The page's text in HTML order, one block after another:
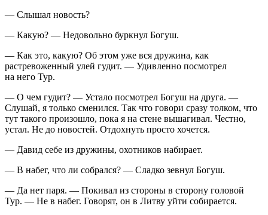
— Слышал новость?
— Какую? — Недовольно буркнул Богуш.
— Как это, какую? Об этом уже вся дружина, как
растревоженный улей гудит. — Удивленно посмотрел
на него Тур.
— О чем гудит? — Устало посмотрел Богуш на друга. —
Слушай, я только сменился. Так что говори сразу толком, что
тут такого произошло, пока я на стене вышагивал. Честно,
устал. Не до новостей. Отдохнуть просто хочется.
— Давид себе из дружины, охотников набирает.
— В набег, что ли собрался? — Сладко зевнул Богуш.
— Да нет паря. — Покивал из стороны в сторону головой
Тур. — Не в набег. Говорят, он в Литву уйти собирается.